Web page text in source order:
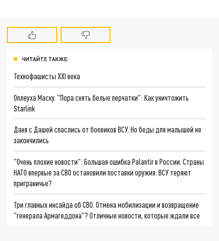
ЧИТАЙТЕ ТАКЖЕ:
Технофашисты XXI века
Оплеуха Маску. "Пора снять белые перчатки": Как уничтожить
Starlink
Даня с Дашей спаслись от боевиков ВСУ. Но беды для малышей не
закончились
"Очень плохие новости": Большая ошибка Palantir в России. Страны
НАТО впервые за СВО остановили поставки оружия. ВСУ теряют
приграничье?
Три главных инсайда об СВО. Отмена мобилизации и возвращение
"генерала Армагеддона"? Отличные новости, которые ждали все